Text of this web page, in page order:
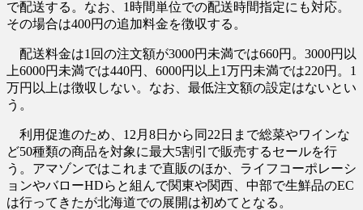
で配送する。なお、1時間単位での配送時間指定にも対応。
その場合は400円の追加料金を徴収する。
配送料金は1回の注文額が3000円未満では660円。3000円以
上6000円未満では440円、6000円以上1万円未満では220円。1
万円以上は徴収しない。なお、最低注文額の設定はないとい
う。
利用促進のため、12月8日から同22日まで総菜やワインな
ど50種類の商品を対象に最大5割引で販売するセールを行
う。アマゾンではこれまで直販のほか、ライフコーポレーシ
ョンやバローHDらと組んで関東や関西、中部で生鮮品のEC
は行ってきたが北海道での展開は初めてとなる。